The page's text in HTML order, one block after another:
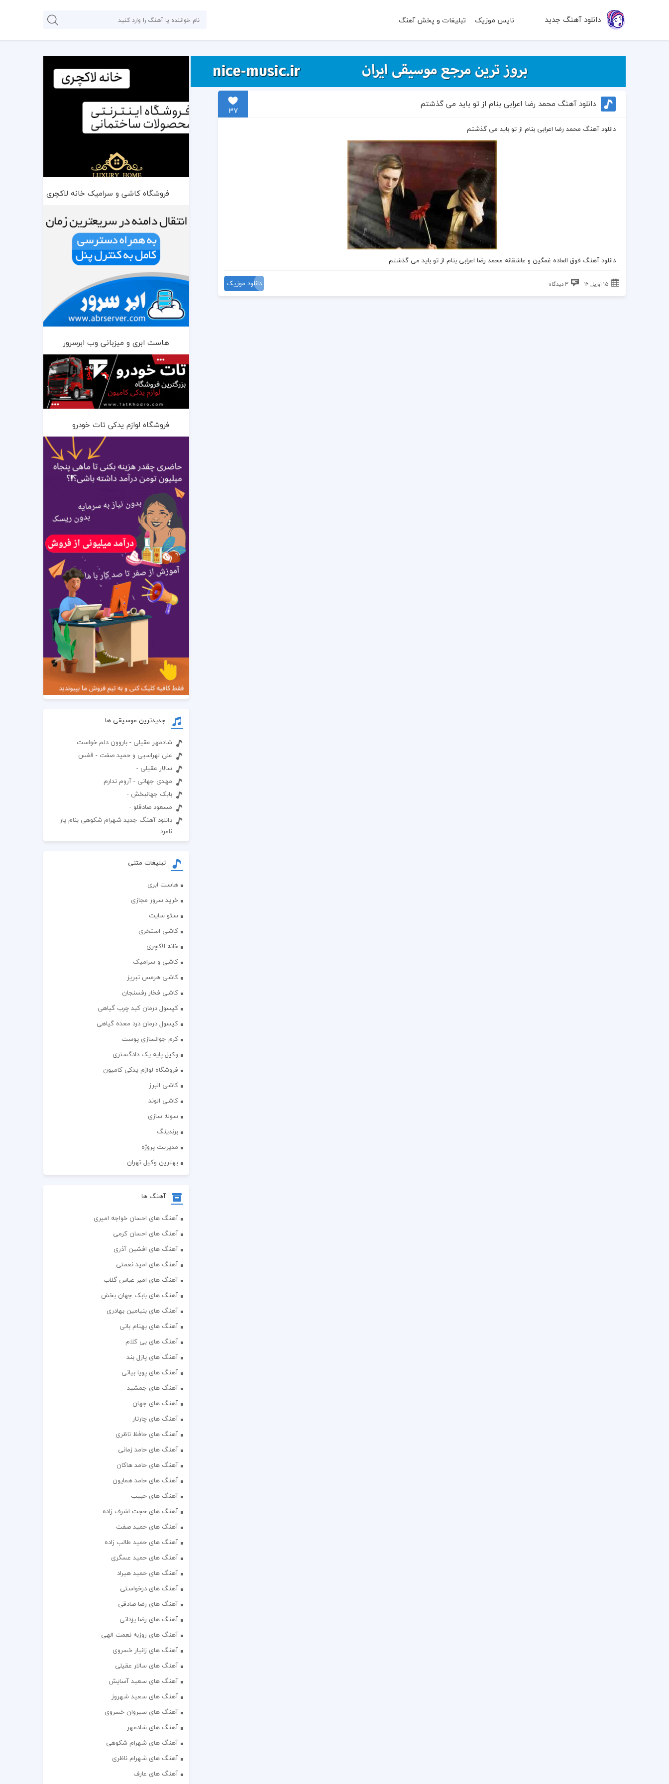
دانلود آهنگ جدید نایس موزیک تبلیغات و پخش آهنگ
دانلود آهنگ محمد رضا اعرابی بنام از تو باید می گذشتم
37
دانلود آهنگ محمد رضا اعرابی بنام از تو باید می گذشتم
دانلود آهنگ فوق العاده غمگین و عاشقانه محمد رضا اعرابی بنام از تو باید می گذشتم
15 آوریل 16 3 دیدگاه دانلود موزیک
فروشگاه کاشی و سرامیک خانه لاکچری
هاست ابری و میزبانی وب ابرسرور
فروشگاه لوازم یدکی تات خودرو
جدیدترین موسیقی ها
شادمهر عقیلی - باروون دلم خواست
علی لهراسبی و حمید صفت - قفس
سالار عقیلی -
مهدی جهانی - آروم ندارم
بابک جهانبخش -
مسعود صادقلو -
دانلود آهنگ جدید شهرام شکوهی بنام یار
نامرد
تبلیغات متنی
هاست ابری
خرید سرور مجازی
سئو سایت
کاشی استخری
خانه لاکچری
کاشی و سرامیک
کاشی هرمس تبریز
کاشی فخار رفسنجان
کپسول درمان کبد چرب گیاهی
کپسول درمان درد معده گیاهی
کرم جوانسازی پوست
وکیل پایه یک دادگستری
فروشگاه لوازم یدکی کامیون
کاشی البرز
کاشی الوند
سوله سازی
برندینگ
مدیریت پروژه
بهترین وکیل تهران
آهنگ ها
آهنگ های احسان خواجه امیری
آهنگ های احسان کرمی
آهنگ های افشین آذری
آهنگ های امید نعمتی
آهنگ های امیر عباس گلاب
آهنگ های بابک جهان بخش
آهنگ های بنیامین بهادری
آهنگ های بهنام بانی
آهنگ های بی کلام
آهنگ های پازل بند
آهنگ های پویا بیاتی
آهنگ های جمشید
آهنگ های جهان
آهنگ های چارتار
آهنگ های حافظ ناظری
آهنگ های حامد زمانی
آهنگ های حامد هاکان
آهنگ های حامد همایون
آهنگ های حبیب
آهنگ های حجت اشرف زاده
آهنگ های حمید صفت
آهنگ های حمید طالب زاده
آهنگ های حمید عسگری
آهنگ های حمید هیراد
آهنگ های درخواستی
آهنگ های رضا صادقی
آهنگ های رضا یزدانی
آهنگ های روزبه نعمت الهی
آهنگ های زانیار خسروی
آهنگ های سالار عقیلی
آهنگ های سعید آسایش
آهنگ های سعید شهروز
آهنگ های سیروان خسروی
آهنگ های شادمهر
آهنگ های شهرام شکوهی
آهنگ های شهرام ناظری
آهنگ های عارف